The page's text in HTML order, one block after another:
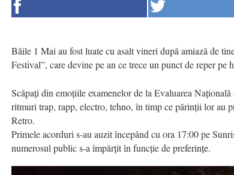
Băile 1 Mai au fost luate cu asalt vineri după amiază de
Festival”, care devine pe an ce trece un punct de reper pe
Scăpați din emoțiile examenelor de la Evaluarea
ritmuri trap, rapp, electro, tehno, în timp ce părinții lor au
Retro.
Primele acorduri s-au auzit începând cu ora 17:00 pe
numerosul public s-a împărțit în funcție de preferințe.